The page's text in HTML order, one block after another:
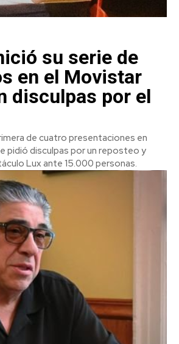
su serie de
en el Movistar
disculpas por el
de cuatro presentaciones en
pidió disculpas por un reposteo y
Lux ante 15.000 personas.